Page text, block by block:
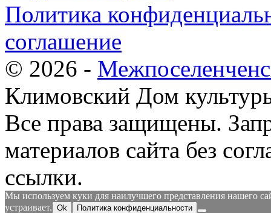
Политика
соглашение
© 2026 -
Климовский Дом
Все права защищены.
материалов сайта без
ссылки.
Мы используем куки для наилучшего представления нашего
устраивает. Ok Политика конфиденциальности